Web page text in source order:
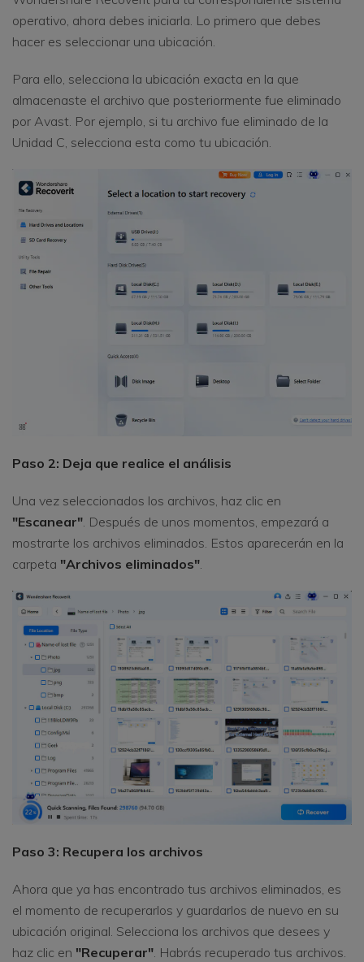
operativo, ahora debes iniciarla. Lo primero que debes
hacer es seleccionar una ubicación.
Para ello, selecciona la ubicación exacta en la que
almacenaste el archivo que posteriormente fue eliminado
por Avast. Por ejemplo, si tu archivo fue eliminado de la
Unidad C, selecciona esta como tu ubicación.
Paso 2: Deja que realice el análisis
Una vez seleccionados los archivos, haz clic en
"Escanear" . Después de unos momentos, empezará a
mostrarte los archivos eliminados. Estos aparecerán en la
carpeta "Archivos eliminados"
Paso 3: Recupera los archivos
Ahora que ya has encontrado tus archivos eliminados, es
el momento de recuperarlos y guardarlos de nuevo en su
ubicación original. Selecciona los archivos que desees y
haz clic en "Recuperar". Habrás recuperado tus archivos.